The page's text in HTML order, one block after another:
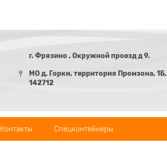
г. Фрязино , Окружной проезд д 9.
МО д. Горки, территория Промзона, 1Б,
142712
Контакты Спецконтейнеры